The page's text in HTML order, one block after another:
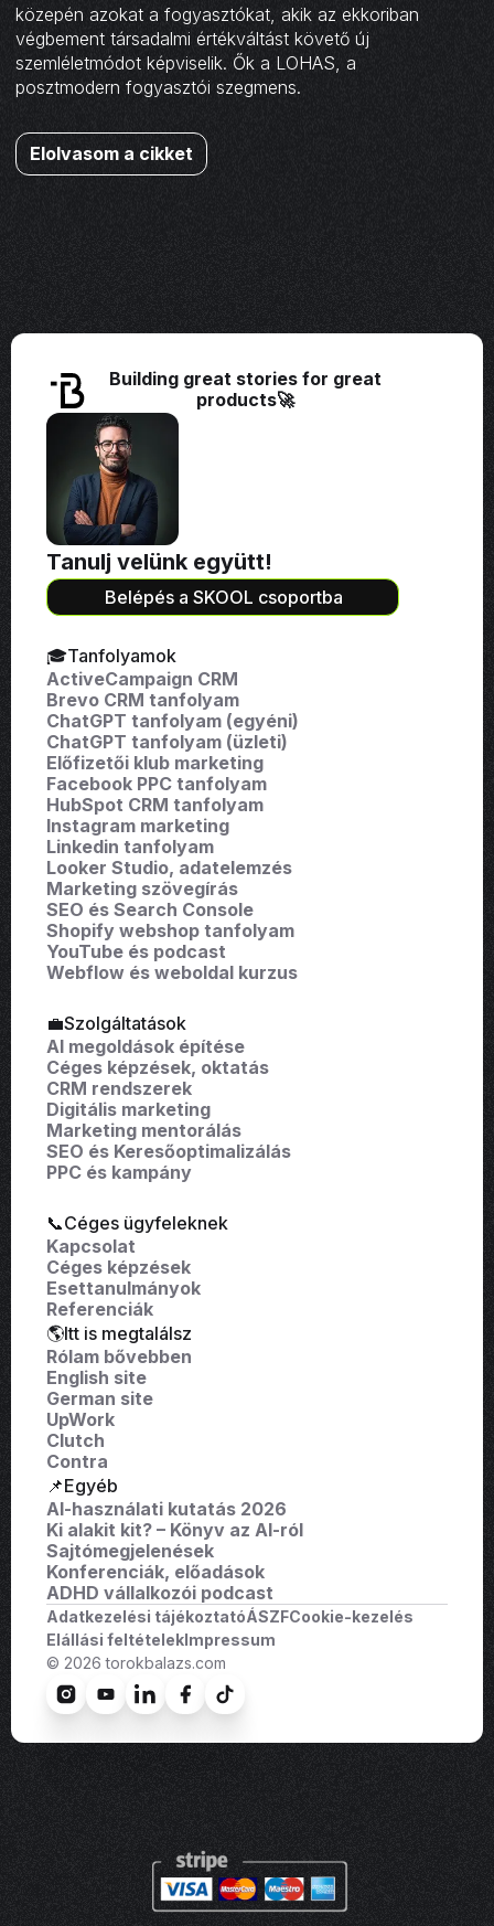
közepén azokat a fogyasztókat, akik az ekkoriban
végbement társadalmi értékváltást követő új
szemléletmódot képviselik. Ők a LOHAS, a
posztmodern fogyasztói szegmens.
Elolvasom a cikket
Building great stories for great
products🚀
Tanulj velünk együtt!
Belépés a SKOOL csoportba
🎓Tanfolyamok
ActiveCampaign CRM
Brevo CRM tanfolyam
ChatGPT tanfolyam (egyéni)
ChatGPT tanfolyam (üzleti)
Előfizetői klub marketing
Facebook PPC tanfolyam
HubSpot CRM tanfolyam
Instagram marketing
Linkedin tanfolyam
Looker Studio, adatelemzés
Marketing szövegírás
SEO és Search Console
Shopify webshop tanfolyam
YouTube és podcast
Webflow és weboldal kurzus
💼Szolgáltatások
AI megoldások építése
Céges képzések, oktatás
CRM rendszerek
Digitális marketing
Marketing mentorálás
SEO és Keresőoptimalizálás
PPC és kampány
📞Céges ügyfeleknek
Kapcsolat
Céges képzések
Esettanulmányok
Referenciák
🌎Itt is megtalálsz
Rólam bővebben
English site
German site
UpWork
Clutch
Contra
📌Egyéb
AI-használati kutatás 2026
Ki alakit kit? – Könyv az AI-ról
Sajtómegjelenések
Konferenciák, előadások
ADHD vállalkozói podcast
Adatkezelési tájékoztatóÁSZFCookie-kezelés
Elállási feltételekImpressum
© 2026 torokbalazs.com